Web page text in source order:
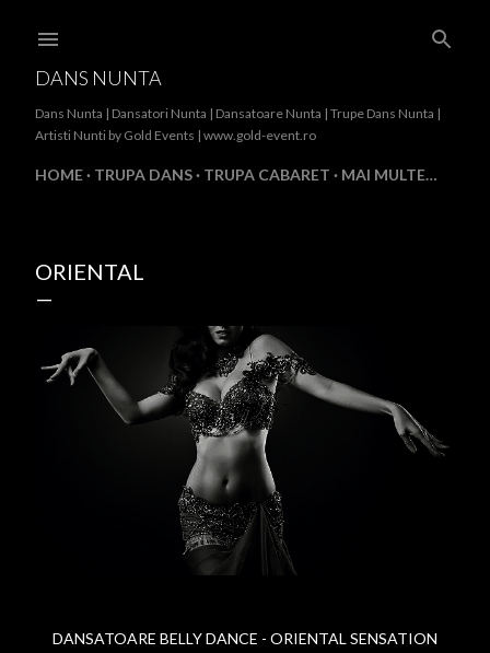
DANS NUNTA
Dans Nunta | Dansatori Nunta | Dansatoare Nunta | Trupe Dans Nunta |
Artisti Nunti by Gold Events | www.gold-event.ro
HOME TRUPA DANS TRUPA CABARET MAI MULTE…
ORIENTAL
DANSATOARE BELLY DANCE - ORIENTAL SENSATION